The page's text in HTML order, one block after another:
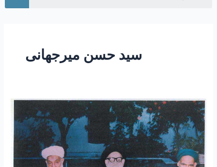
سید حسن میرجهانی
۳۰
–
سخنرانی
مرحوم
حضرت
آیه